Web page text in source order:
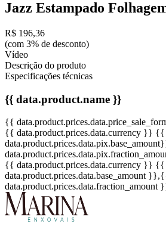
Jazz Estampado
R$ 196,36
(com 3% de desconto)
Vídeo
Descrição do produto
Especificações técnicas
{{ data.product.name }}
{{
{{ data.product.prices.data.currency }} {{
{{ data.product.prices.data.currency }} {{
data.product.prices.data.base_amount }}
data.product.prices.data.fraction_amount